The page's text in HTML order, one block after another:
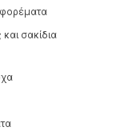
σακίδια